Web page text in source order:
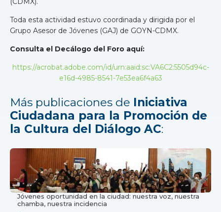
Toda esta actividad estuvo coordinada y dirigida por el
Grupo Asesor de Jóvenes (GAJ) de GOYN-CDMX.
Consulta el Decálogo del Foro aquí:
https://acrobat.adobe.com/id/urn:aaid:sc:VA6C2:5505d94c-
e16d-4985-8541-7e53ea6f4a63
Más publicaciones de Iniciativa
Ciudadana para la Promoción de
la Cultura del Diálogo AC:
Jóvenes oportunidad en la ciudad: nuestra voz, nuestra
chamba, nuestra incidencia